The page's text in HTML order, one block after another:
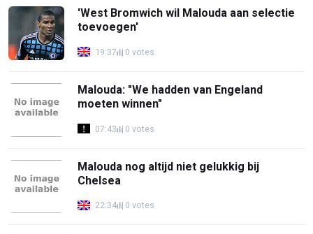
'West Bromwich wil Malouda aan selectie
toevoegen'
19:37 0 votes
Malouda: "We hadden van Engeland
moeten winnen"
07:43 0 votes
Malouda nog altijd niet gelukkig bij
Chelsea
22:34 0 votes